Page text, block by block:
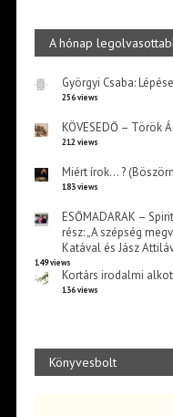
A hónap
Györgyi Csaba:
256 views
KÖVESEDŐ – Török
212 views
Miért írok… ?
183 views
ESŐMADARAK –
rész: „A szépség
Katával és Jász
149 views
Kortárs irodalmi
136 views
Könyvesbolt